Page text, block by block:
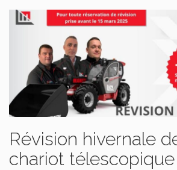
Révision hivernale
chariot télescopique